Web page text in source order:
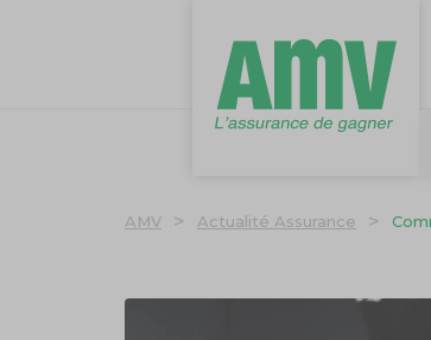
AMV > Actualité Assurance >